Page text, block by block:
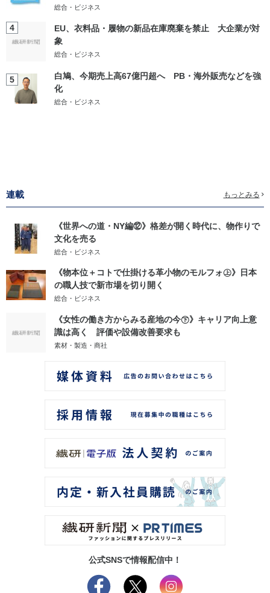
総合・ビジネス
4
EU、衣料品・履物の新品在庫廃棄を禁止 大企業が対
象
総合・ビジネス
5
白鳩、今期売上高67億円超へ PB・海外販売などを強
化
総合・ビジネス
連載 もっとみる
《世界への道・NY編⑫》格差が開く時代に、物作りで
文化を売る
総合・ビジネス
《物本位＋コトで仕掛ける革小物のモルフォ㊤》日本
の職人技で新市場を切り開く
総合・ビジネス
《女性の働き方からみる産地の今㊦》キャリア向上意
識は高く 評価や設備改善要求も
素材・製造・商社
公式SNSで情報配信中！